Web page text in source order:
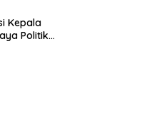
Kepala
Politik